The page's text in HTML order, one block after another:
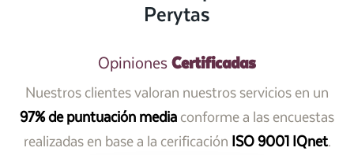
Perytas
Opiniones Certificadas
Nuestros clientes valoran nuestros servicios en un
97% de puntuación mediaconforme a las encuestas
realizadas en base a la cerificación ISO 9001 IQnet.